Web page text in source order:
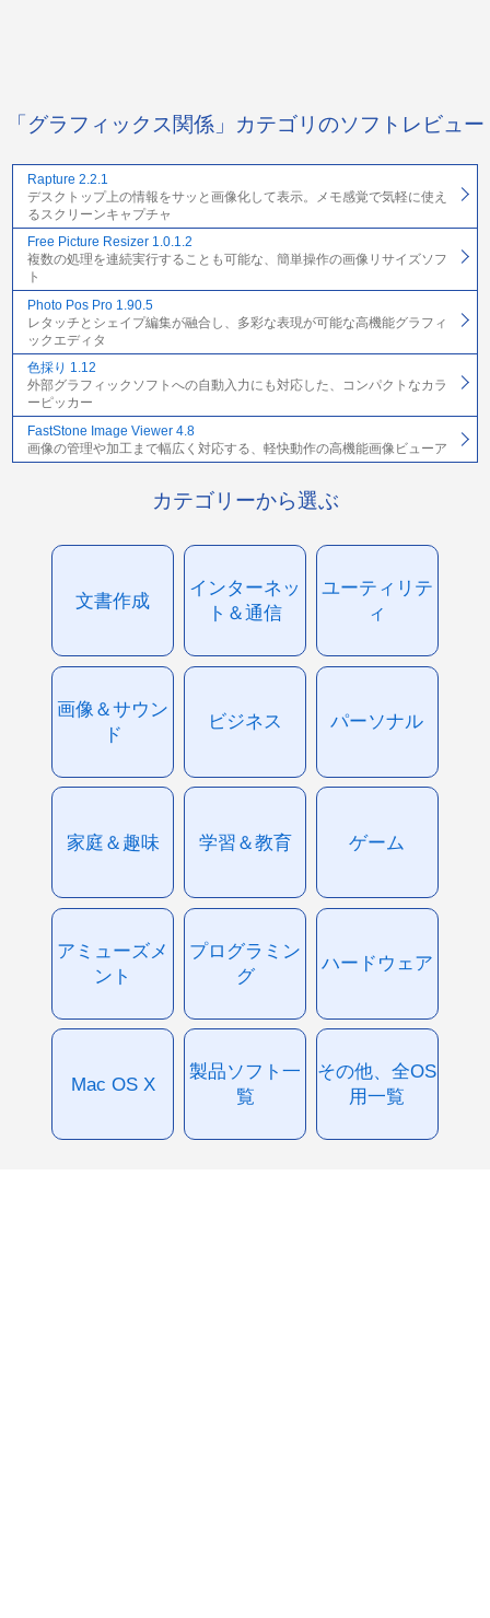
「グラフィックス関係」カテゴリのソフトレビュー
Rapture 2.2.1
デスクトップ上の情報をサッと画像化して表示。メモ感覚で気軽に使え
るスクリーンキャプチャ
Free Picture Resizer 1.0.1.2
複数の処理を連続実行することも可能な、簡単操作の画像リサイズソフ
ト
Photo Pos Pro 1.90.5
レタッチとシェイプ編集が融合し、多彩な表現が可能な高機能グラフィ
ックエディタ
色採り 1.12
外部グラフィックソフトへの自動入力にも対応した、コンパクトなカラ
ーピッカー
FastStone Image Viewer 4.8
画像の管理や加工まで幅広く対応する、軽快動作の高機能画像ビューア
カテゴリーから選ぶ
文書作成
インターネッ
ト＆通信
ユーティリテ
ィ
画像＆サウン
ド
ビジネス パーソナル
家庭＆趣味 学習＆教育 ゲーム
アミューズメ
ント
プログラミン
グ
ハードウェア
Mac OS X
製品ソフト一
覧
その他、全OS
用一覧